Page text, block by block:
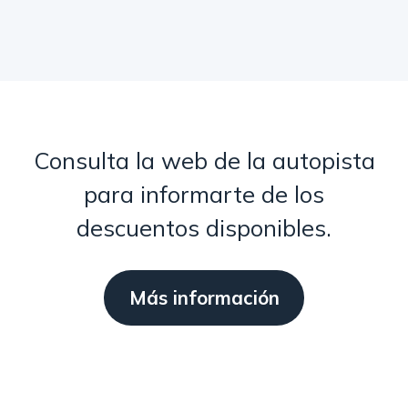
Consulta la web de la autopista
para informarte de los
descuentos disponibles.
Más información